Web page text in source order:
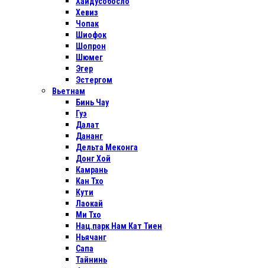
Хевиз
Чопак
Шиофок
Шопрон
Шюмег
Эгер
Эстергом
Вьетнам
Бинь Чау
Гуэ
Далат
Дананг
Дельта Меконга
Донг Хой
Камрань
Кан Тхо
Кути
Лаокай
Ми Тхо
Нац.парк Нам Кат Тиен
Ньячанг
Сапа
Тайнинь